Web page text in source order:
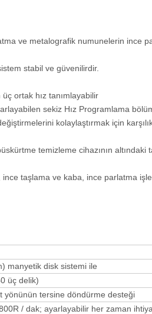
ve metalografik numunelerin ince
stabil ve güvenilirdir.
ortak hız tanımlayabilir
sekiz Hız Programlama
kolaylaştırmak için
temizleme cihazının altındaki
taşlama ve kaba, ince parlatma
manyetik disk sistemi ile
üç delik)
yönünün tersine döndürme desteği
/ dak; ayarlayabilir her zaman